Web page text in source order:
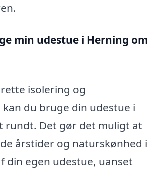
min udestue i Herning om
rette isolering og
du bruge din udestue i
rundt. Det gør det muligt at
årstider og naturskønhed i
din egen udestue, uanset